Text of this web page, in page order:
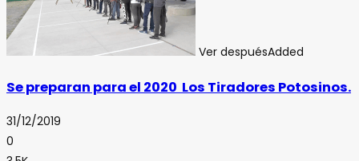
Ver despuésAdded
Se preparan para el 2020 Los Tiradores Potosinos.
31/12/2019
0